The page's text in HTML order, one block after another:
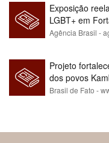
Exposição
LGBT+ em
Agência Brasil -
Projeto
dos povos
Brasil de Fato -